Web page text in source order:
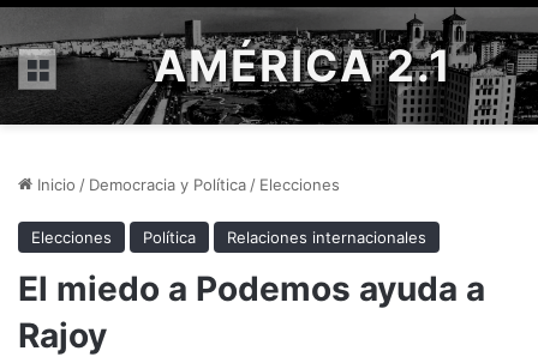
Menú AMÉRICA 2.1
Inicio / Democracia y Política / Elecciones
Elecciones Política Relaciones internacionales
El miedo a Podemos ayuda a
Rajoy